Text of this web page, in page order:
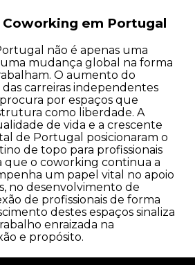
Coworking em Portugal
não é apenas uma
mudança global na forma
O aumento do
carreiras independentes
por espaços que
como liberdade. A
de vida e a crescente
de Portugal posicionaram o
de topo para profissionais
que o coworking continua a
um papel vital no apoio
no desenvolvimento de
de profissionais de forma
destes espaços sinaliza
enraizada na
e propósito.